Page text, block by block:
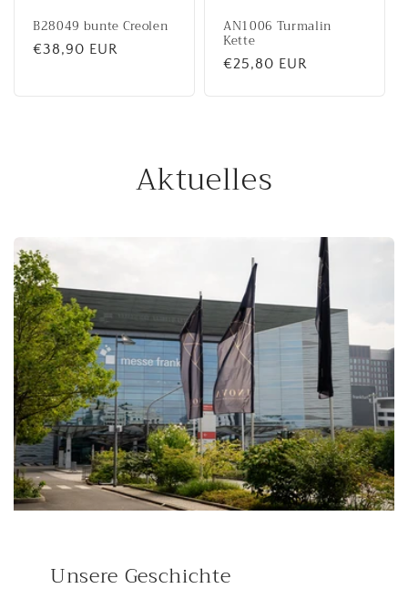
B28049 bunte Creolen
Normaler
€38,90 EUR
AN1006 Turmalin
Kette
Normaler
€25,80 EUR
Aktuelles
Unsere Geschichte